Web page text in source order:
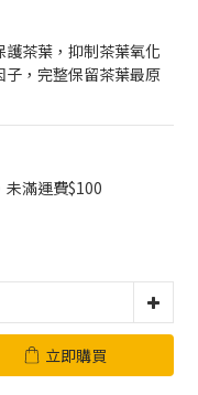
茶葉，抑制茶葉氧化
，完整保留茶葉最原
未滿運費$100
立即購買